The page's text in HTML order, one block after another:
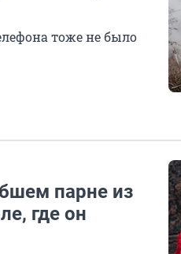
тоже не было
парне из
где он